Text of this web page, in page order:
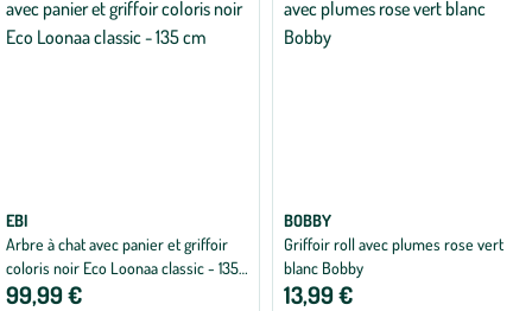
EBI
Arbre à chat avec panier et griffoir
coloris noir Eco Loonaa classic - 135
cm
99,99 €
BOBBY
Griffoir roll avec plumes rose vert
blanc Bobby
13,99 €